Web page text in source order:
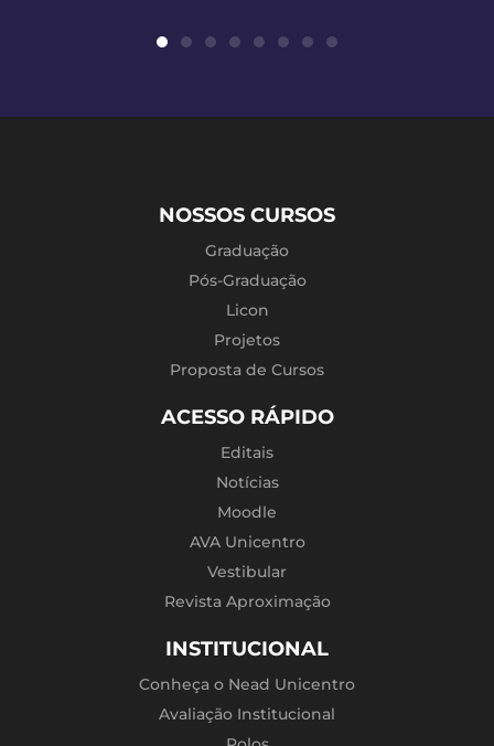
NOSSOS CURSOS
Graduação
Pós-Graduação
Licon
Projetos
Proposta de Cursos
ACESSO RÁPIDO
Editais
Notícias
Moodle
AVA Unicentro
Vestibular
Revista Aproximação
INSTITUCIONAL
Conheça o Nead Unicentro
Avaliação Institucional